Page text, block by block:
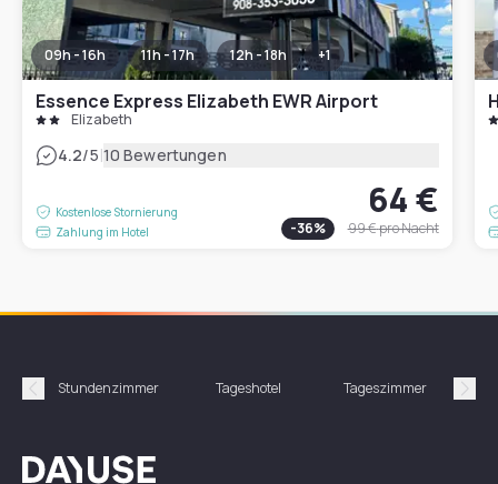
09h - 16h 11h - 17h 12h - 18h +1
Essence Express Elizabeth EWR Airport
Elizabeth
4.2/5|10 Bewertungen
Kostenlose Stornierung
Zahlung im Hotel
64 €
-36% 99 €pro Nacht
Précédent
Stundenzimmer Tageshotel Tageszimmer
Dayuse